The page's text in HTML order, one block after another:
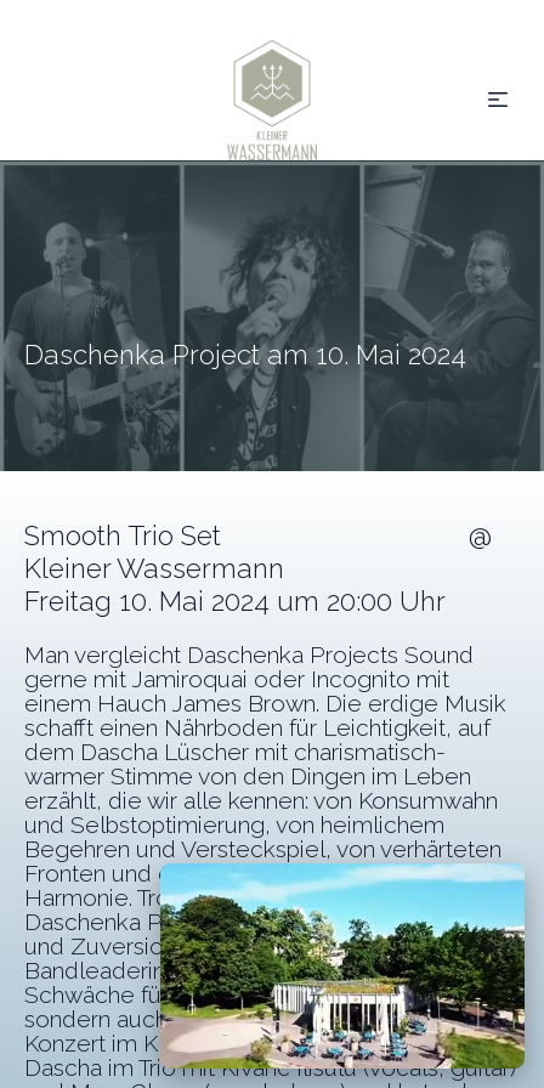
Daschenka Project am 10. Mai 2024
Smooth Trio Set @
Kleiner Wassermann
Freitag 10. Mai 2024 um 20:00 Uhr
Man vergleicht Daschenka Projects Sound
gerne mit Jamiroquai oder Incognito mit
einem Hauch James Brown. Die erdige Musik
schafft einen Nährboden für Leichtigkeit, auf
dem Dascha Lüscher mit charismatisch-
warmer Stimme von den Dingen im Leben
erzählt, die wir alle kennen: von Konsumwahn
und Selbstoptimierung, von heimlichem
Begehren und Versteckspiel, von verhärteten
Fronten und dem Wunsch nach mehr
Harmonie. Trotz der ernsten Themen schafft es
Daschenka Project, eine Stimmung von Mut
und Zuversicht zu erzeugen.
Bandleaderin Dascha hat nicht bloss eine
Schwäche für Groove, Trip Hop und Funk,
sondern auch für die Achtziger. Für das
Konzert im Kleinen Wassermann kommt
Dascha im Trio mit Kivanc Ilisulu (vocals, guitar)